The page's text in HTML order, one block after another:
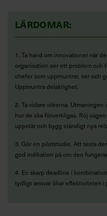
LÄRDOMAR:
1. Ta hand om innovationer när
organisation ser ett problem och
chefer som uppmuntrar, ser och
Uppmuntra delaktighet.
2. Ta vidare idéerna.
hur de ska förverkligas. Röj
uppstår och bygg ständigt nya
3. Gör en pilotstudie. Att testa
god indikation på om den
4. En skarp deadline i
tydligt ansvar ökar effektiviteten i